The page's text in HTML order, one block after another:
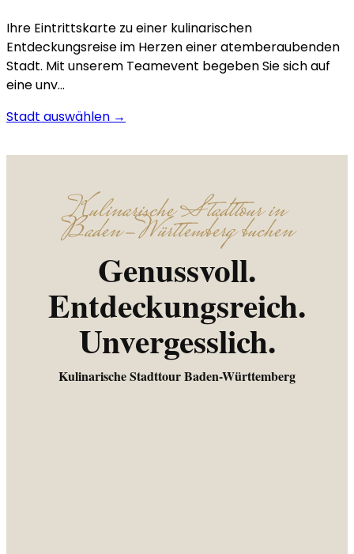
Ihre Eintrittskarte zu einer kulinarischen
Entdeckungsreise im Herzen einer atemberaubenden
Stadt. Mit unserem Teamevent begeben Sie sich auf
eine unv…
Stadt auswählen →
Kulinarische Stadttour in
Baden-Württemberg buchen
Genussvoll.
Entdeckungsreich.
Unvergesslich.
Kulinarische Stadttour Baden-Württemberg